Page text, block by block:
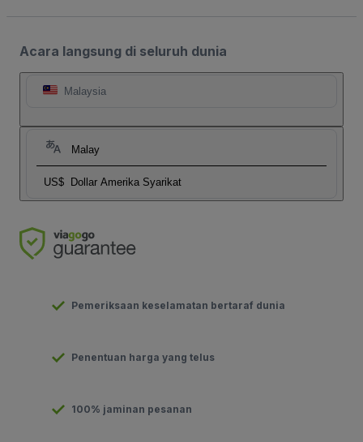
Acara langsung di seluruh dunia
Malaysia
Malay
US$ Dollar Amerika Syarikat
Pemeriksaan keselamatan bertaraf dunia
Penentuan harga yang telus
100% jaminan pesanan